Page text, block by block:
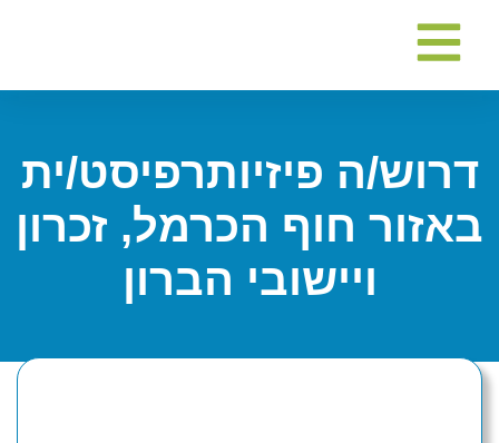
דרוש/ה פיזיותרפיסט/ית
באזור חוף הכרמל, זכרון
ויישובי הברון